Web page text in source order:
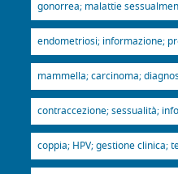
gonorrea; malattie
endometriosi; informazione;
mammella; carcinoma;
contraccezione; sessualità;
coppia; HPV; gestione clinica;